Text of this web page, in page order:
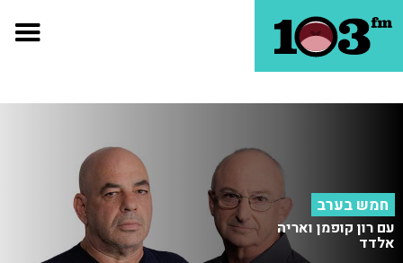
חמש בערב
עם רון קופמן ואריה
אלדד